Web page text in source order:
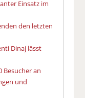
Einsatz im
den letzten
Dinaj lässt
Besucher an
und